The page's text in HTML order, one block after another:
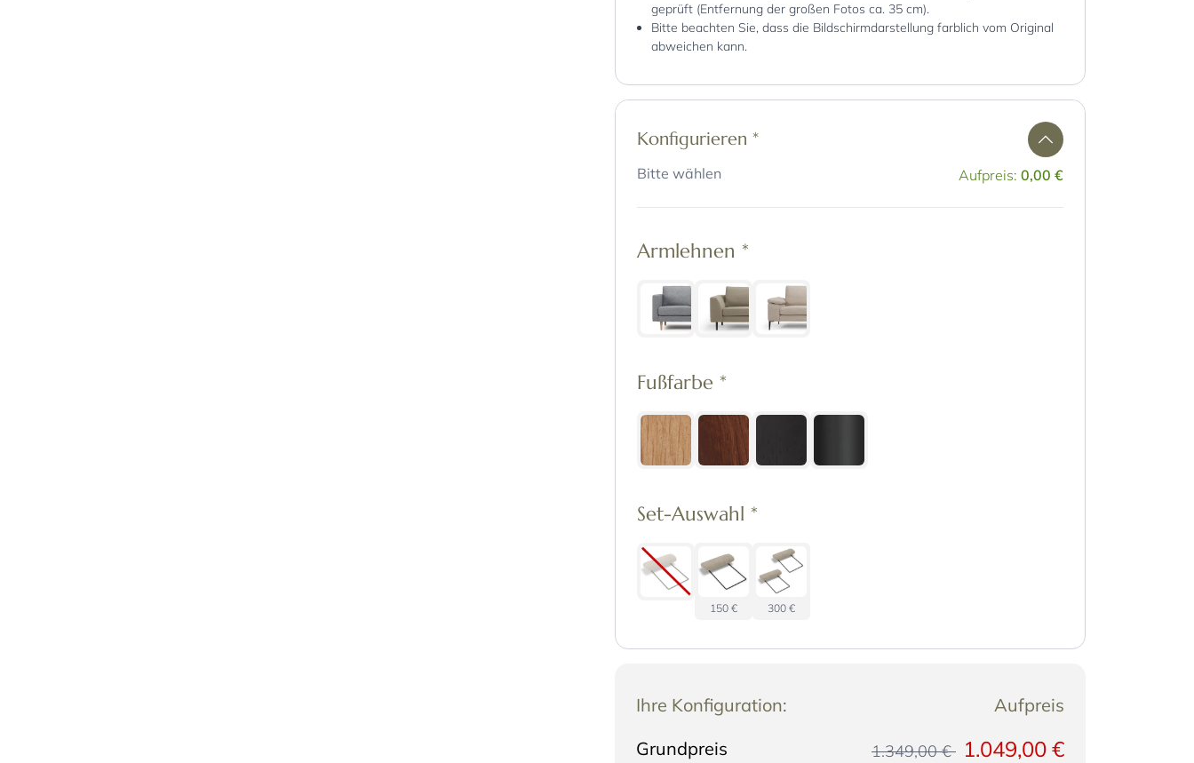
geprüft (Entfernung der großen Fotos ca. 35 cm).
Bitte beachten Sie, dass die Bildschirmdarstellung farblich vom Original
abweichen kann.
Konfigurieren *
Bitte wählen Aufpreis: 0,00 €
Armlehnen *
Fußfarbe *
Set-Auswahl *
150 € 300 €
Ihre Konfiguration:
Aufpreis
Grundpreis
1.349,00 € 1.049,00 €